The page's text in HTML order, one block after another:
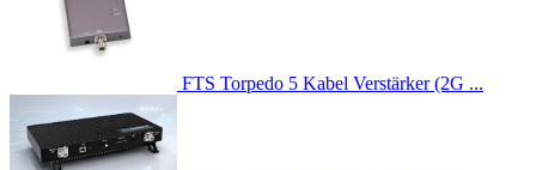
FTS Torpedo 5 Kabel Verstärker (2G ...